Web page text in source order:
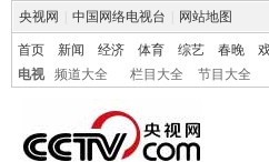
央视网 中国网络电视台 网站地图
首页 新闻 经济 体育 综艺 春晚
电视
频道大全 栏目大全 节目大全